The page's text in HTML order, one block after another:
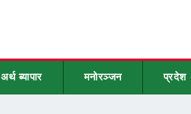
अर्थ ब्यापार मनोरञ्जन प्रदेश